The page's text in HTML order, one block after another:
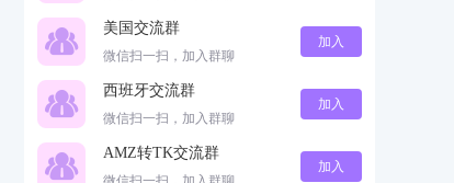
美国交流群
微信扫一扫，加入群聊
加入
西班牙交流群
微信扫一扫，加入群聊
加入
AMZ转TK交流群
加入